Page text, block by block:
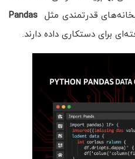
قدرتمندی مثل Pandas
برای دستکاری داده دارند.